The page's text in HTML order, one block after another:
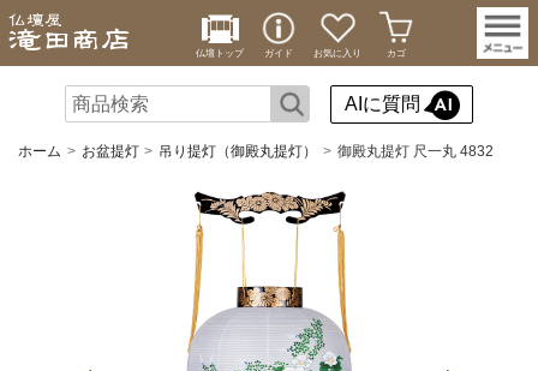
仏壇トップ ガイド お気に入り カゴ
AIに質問
ホーム お盆提灯 吊り提灯（御殿丸提灯） 御殿丸提灯 尺一丸 4832